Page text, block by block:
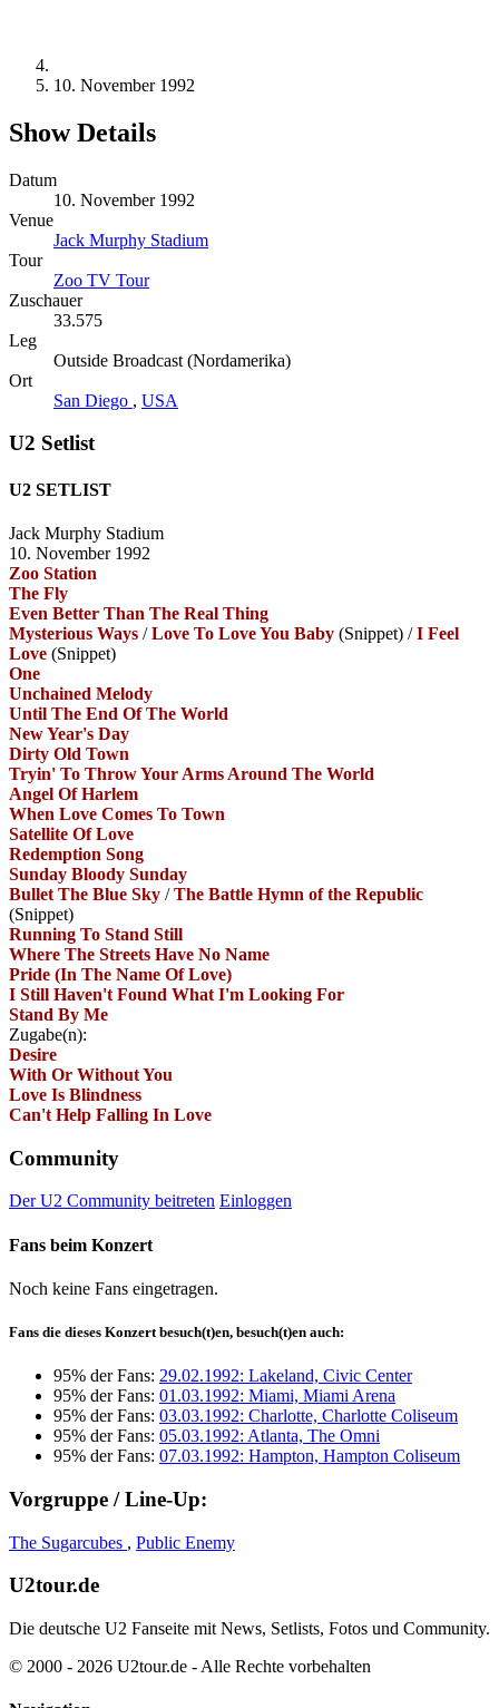
10. November 1992
Show Details
Datum
10. November 1992
Venue
Jack Murphy Stadium
Tour
Zoo TV Tour
Zuschauer
33.575
Leg
Outside Broadcast (Nordamerika)
Ort
San Diego , USA
U2 Setlist
U2 SETLIST
Jack Murphy Stadium
10. November 1992
Zoo Station
The Fly
Even Better Than The Real Thing
Mysterious Ways /Love To Love You Baby (Snippet) /I Feel
Love (Snippet)
One
Unchained Melody
Until The End Of The World
New Year's Day
Dirty Old Town
Tryin' To Throw Your Arms Around The World
Angel Of Harlem
When Love Comes To Town
Satellite Of Love
Redemption Song
Sunday Bloody Sunday
Bullet The Blue Sky /The Battle Hymn of the Republic
(Snippet)
Running To Stand Still
Where The Streets Have No Name
Pride (In The Name Of Love)
I Still Haven't Found What I'm Looking For
Stand By Me
Zugabe(n):
Desire
With Or Without You
Love Is Blindness
Can't Help Falling In Love
Community
Der U2 Community beitreten Einloggen
Fans beim Konzert
Noch keine Fans eingetragen.
Fans die dieses Konzert besuch(t)en, besuch(t)en auch:
95% der Fans: 29.02.1992: Lakeland, Civic Center
95% der Fans: 01.03.1992: Miami, Miami Arena
95% der Fans: 03.03.1992: Charlotte, Charlotte Coliseum
95% der Fans: 05.03.1992: Atlanta, The Omni
95% der Fans: 07.03.1992: Hampton, Hampton Coliseum
Vorgruppe / Line-Up:
The Sugarcubes , Public Enemy
U2tour.de
Die deutsche U2 Fanseite mit News, Setlists, Fotos und Community.
© 2000 - 2026 U2tour.de - Alle Rechte vorbehalten